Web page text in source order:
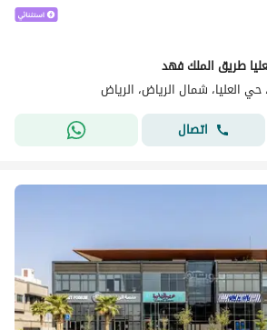
طريق الملك فهد
العليا، شمال الرياض، الرياض
اتصال